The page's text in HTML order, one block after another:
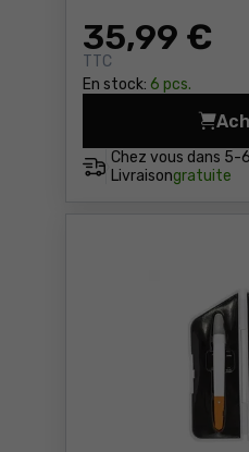
35,99 €
TTC
En stock: 6 pcs.
Chez vous dans 5-
Livraisongratuite